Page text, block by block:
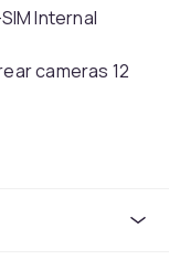
Internal
cameras 12